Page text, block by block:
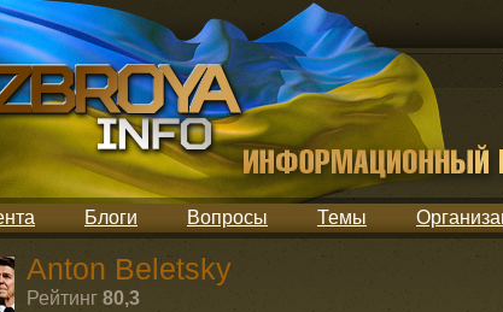
Блоги Вопросы Темы
Anton Beletsky
Рейтинг 80,3